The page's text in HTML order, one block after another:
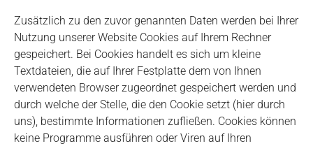
Zusätzlich zu den zuvor genannten Daten werden bei Ihrer
Nutzung unserer Website Cookies auf Ihrem Rechner
gespeichert. Bei Cookies handelt es sich um kleine
Textdateien, die auf Ihrer Festplatte dem von Ihnen
verwendeten Browser zugeordnet gespeichert werden und
durch welche der Stelle, die den Cookie setzt (hier durch
uns), bestimmte Informationen zufließen. Cookies können
keine Programme ausführen oder Viren auf Ihren